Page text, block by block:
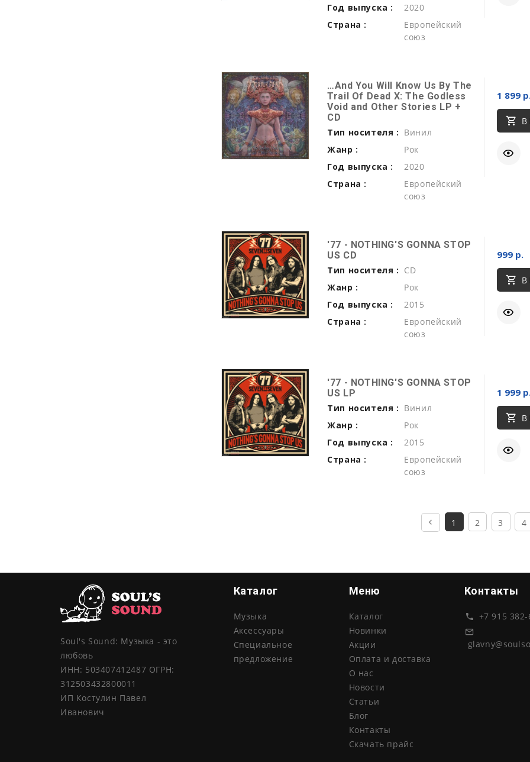
Год выпуска :
2020
Страна :
Европейский
союз
…And You Will Know Us By The
Trail Of Dead X: The Godless
Void and Other Stories LP +
CD
Тип носителя : Винил
Жанр :
Рок
Год выпуска :
2020
Страна :
Европейский
союз
1 899
В
'77 - NOTHING'S GONNA STOP
US CD
Тип носителя : CD
Жанр :
Рок
Год выпуска :
2015
Страна :
Европейский
союз
999 р.
В
'77 - NOTHING'S GONNA STOP
US LP
Тип носителя : Винил
Жанр :
Рок
Год выпуска :
2015
Страна :
Европейский
союз
1 999
В
1 2 3 4
Soul's Sound: Музыка - это
любовь
ИНН: 503407412487 ОГРН:
312503432800011
ИП Костулин Павел
Иванович
Каталог
Музыка
Аксессуары
Специальное
предложение
Меню
Каталог
Новинки
Акции
Оплата и доставка
О нас
Новости
Статьи
Блог
Контакты
Скачать прайс
Контакты
+7 915 382-